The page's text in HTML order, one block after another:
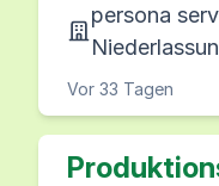
persona
Vor 33 Tagen